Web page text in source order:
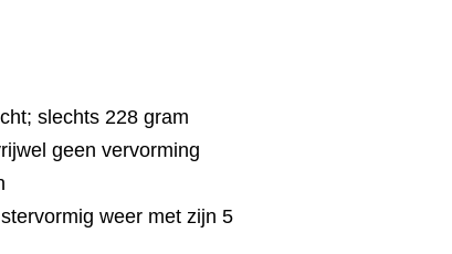
slechts 228 gram
geen vervorming
weer met zijn 5